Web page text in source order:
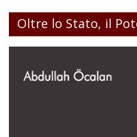
Oltre lo Stato, il